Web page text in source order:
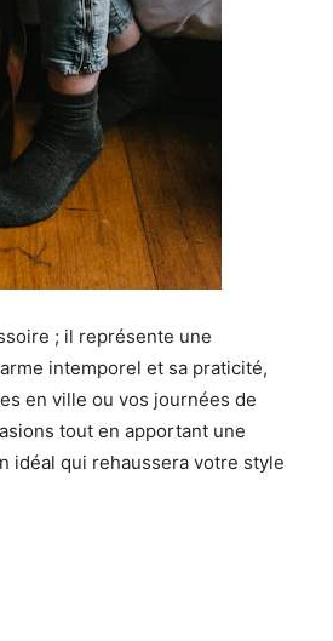
; il représente une
intemporel et sa praticité,
en ville ou vos journées de
tout en apportant une
idéal qui rehaussera votre style